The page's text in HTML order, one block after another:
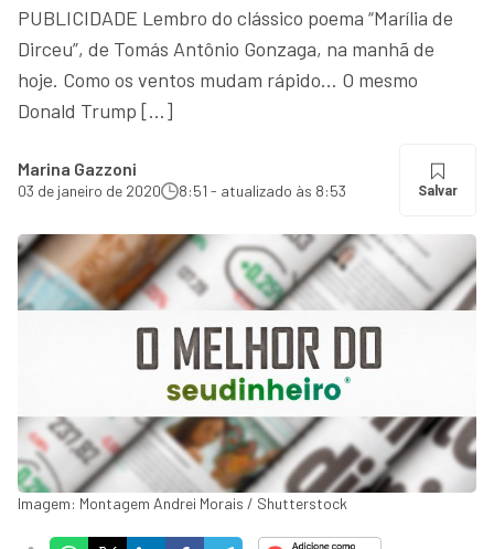
PUBLICIDADE Lembro do clássico poema “Marília de
Dirceu”, de Tomás Antônio Gonzaga, na manhã de
hoje. Como os ventos mudam rápido… O mesmo
Donald Trump […]
Marina Gazzoni
03 de janeiro de 2020 8:51 - atualizado às 8:53 Salvar
Imagem: Montagem Andrei Morais / Shutterstock